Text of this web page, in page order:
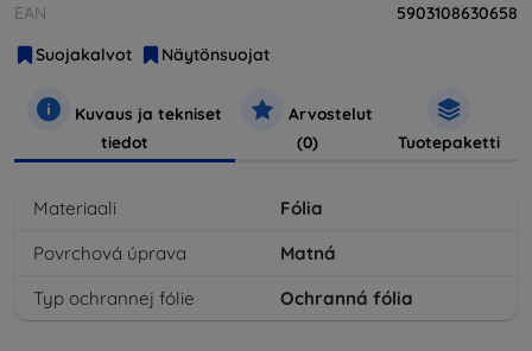
EAN
5903108630658
Suojakalvot
Näytönsuojat
Kuvaus ja tekniset
tiedot
Arvostelut
(0)
Tuotepaketti
Materiaali
Fólia
Povrchová úprava
Matná
Typ ochrannej fólie
Ochranná fólia